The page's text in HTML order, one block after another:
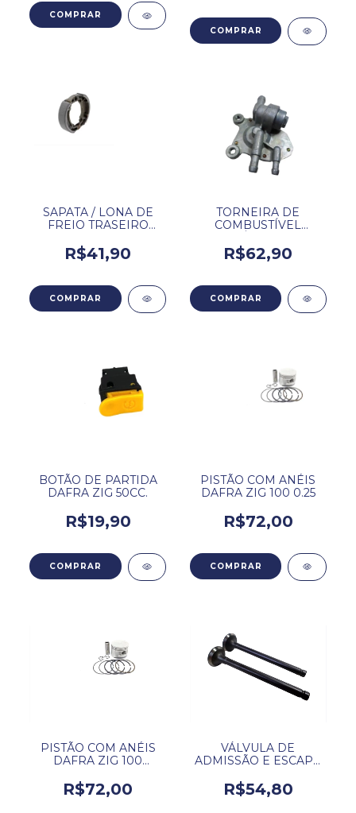
SAPATA / LONA DE
FREIO TRASEIRO
R$41,90
TORNEIRA DE
COMBUSTÍVEL
ZIG 50 / ZIG 100.
R$62,90
BOTÃO DE PARTIDA
DAFRA ZIG 50CC.
R$19,90
PISTÃO COM ANÉIS
DAFRA ZIG 100 0.25
R$72,00
PISTÃO COM ANÉIS
DAFRA ZIG 100
R$72,00
VÁLVULA DE
ADMISSÃO E ESCAPE
R$54,80